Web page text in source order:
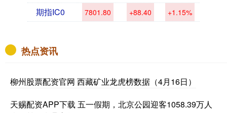
期指IC0 7801.80 +88.40 +1.15%
热点资讯
柳州股票配资官网 西藏矿业龙虎榜数据（4月16日）
天赐配资APP下载 五一假期，北京公园迎客1058.39万人